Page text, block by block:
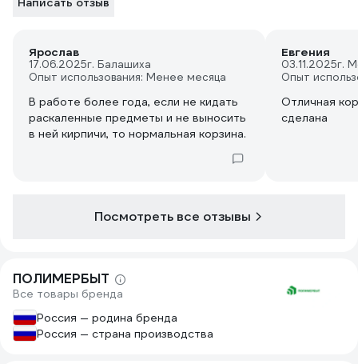
Ярослав
17.06.2025г. Балашиха
Опыт использования: Менее месяца
В работе более года, если не кидать
раскаленные предметы и не выносить
в ней кирпичи, то нормальная корзина.
Евгения
03.11.2025г.
Опыт
Отличная
сделана
Посмотреть все отзывы
ПОЛИМЕРБЫТ
Все товары бренда
Россия — родина бренда
Россия — страна производства